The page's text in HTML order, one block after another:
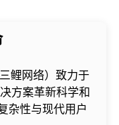
鲤网络）致力于
方案革新科学和
杂性与现代用户